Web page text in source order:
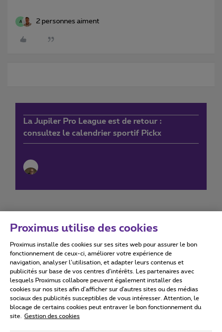
A 2 personnes aiment
La Jupiler Pro League est de retour :
consultez le calendrier sportif Pickx
Conditions d'utilisation Accessibility statement
Tous droits réservés. © 2026
Conditions générales, info consommateur
Proximus utilise des cookies
Proximus installe des cookies sur ses sites web pour assurer le bon
fonctionnement de ceux-ci, améliorer votre expérience de
navigation, analyser l’utilisation, et adapter leurs contenus et
publicités sur base de vos centres d’intérêts. Les partenaires avec
lesquels Proximus collabore peuvent également installer des
cookies sur nos sites afin d’afficher sur d'autres sites ou des médias
sociaux des publicités susceptibles de vous intéresser. Attention, le
blocage de certains cookies peut entraver le bon fonctionnement du
site.
Gestion des cookies